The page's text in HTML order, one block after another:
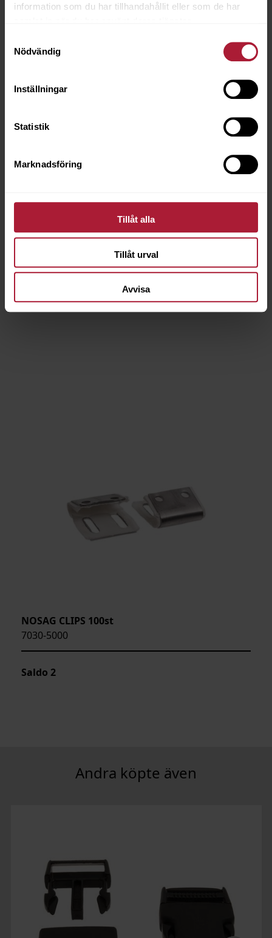
information som du har tillhandahållit eller som de har
Nödvändig
Inställningar
Statistik
Marknadsföring
Tillåt alla
Tillåt urval
Avvisa
NOSAG Sits Klippt 53cm
NOSAG CLIPS 100st
7030-5000
Saldo 2